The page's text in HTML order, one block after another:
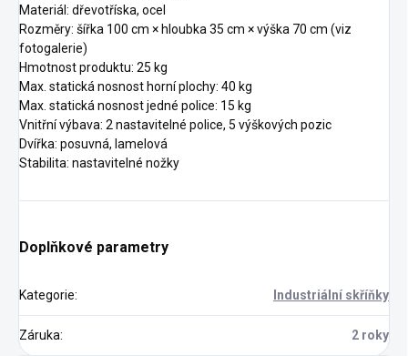
Materiál: dřevotříska, ocel
Rozměry: šířka 100 cm × hloubka 35 cm × výška 70 cm (viz
fotogalerie)
Hmotnost produktu: 25 kg
Max. statická nosnost horní plochy: 40 kg
Max. statická nosnost jedné police: 15 kg
Vnitřní výbava: 2 nastavitelné police, 5 výškových pozic
Dvířka: posuvná, lamelová
Stabilita: nastavitelné nožky
Doplňkové parametry
Kategorie: Industriální skříňky
Záruka: 2 roky